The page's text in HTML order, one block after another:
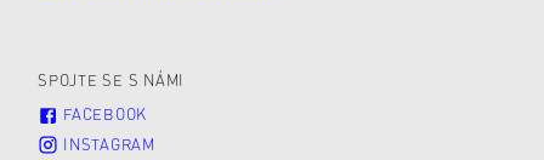
SPOJTE SE S NÁMI
FACEBOOK
INSTAGRAM